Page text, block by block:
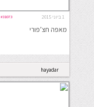
1 ביוני 2015 #31073
מאפה חצ’פורי
hayadar